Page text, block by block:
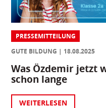
PRESSEMITTEILUNG
GUTE BILDUNG
18.08.2025
Was Özdemir jetzt
schon lange
WEITERLESEN